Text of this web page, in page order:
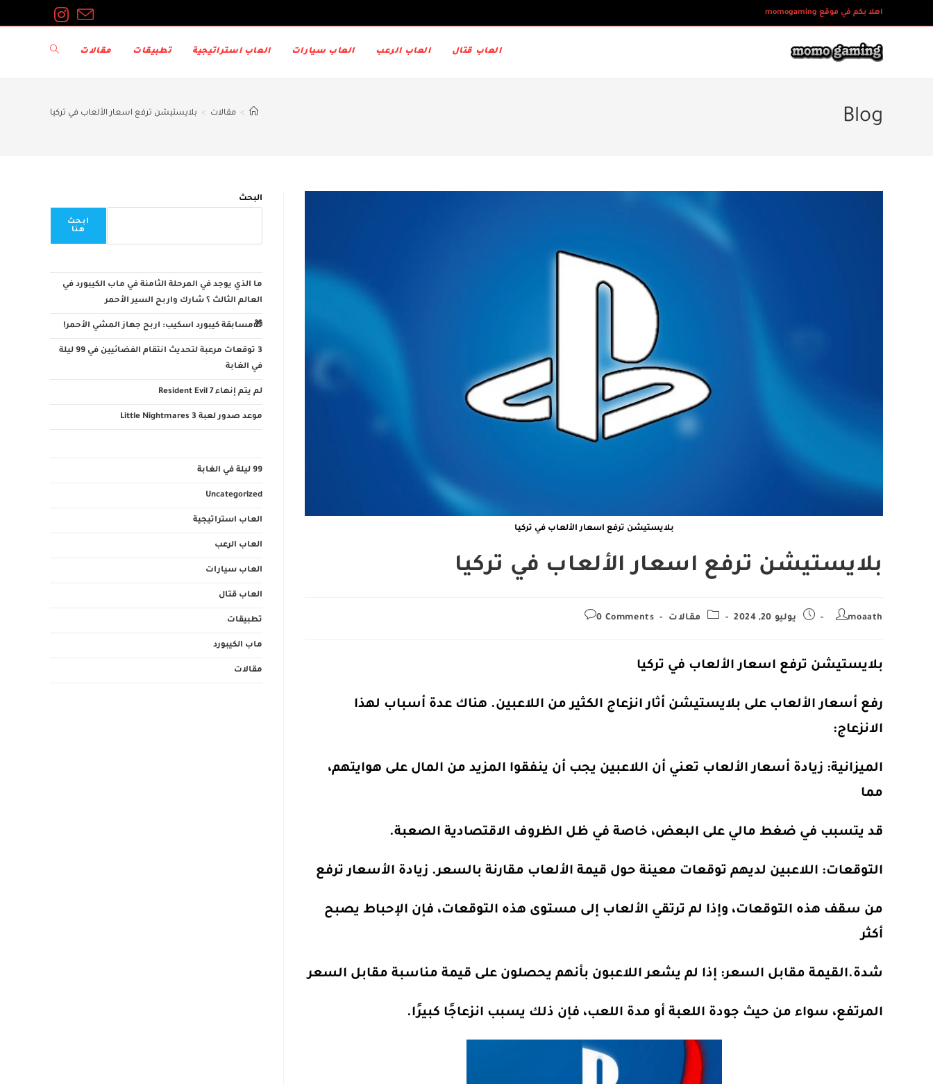
to
اهلا بكم في موقع momogaming
العاب قتال العاب الرعب العاب سيارات العاب استراتيجية تطبيقات مقالات Toggle
Blog
> مقالات > بلايستيشن ترفع اسعار الألعاب في تركيا
بلايستيشن ترفع اسعار الألعاب في تركيا
بلايستيشن ترفع اسعار الألعاب في تركيا
Post
moaath
Post
يوليو 20, 2024
Post
مقالات
Post
0 Comments
بلايستيشن ترفع اسعار الألعاب في تركيا
رفع أسعار الألعاب على بلايستيشن أثار انزعاج الكثير من اللاعبين. هناك عدة أسباب لهذا
الانزعاج:
الميزانية: زيادة أسعار الألعاب تعني أن اللاعبين يجب أن ينفقوا المزيد من المال على هوايتهم،
مما
قد يتسبب في ضغط مالي على البعض، خاصة في ظل الظروف الاقتصادية الصعبة.
التوقعات: اللاعبين لديهم توقعات معينة حول قيمة الألعاب مقارنة بالسعر. زيادة الأسعار ترفع
من سقف هذه التوقعات، وإذا لم ترتقي الألعاب إلى مستوى هذه التوقعات، فإن الإحباط يصبح
أكثر
شدة.القيمة مقابل السعر: إذا لم يشعر اللاعبون بأنهم يحصلون على قيمة مناسبة مقابل السعر
المرتفع، سواء من حيث جودة اللعبة أو مدة اللعب، فإن ذلك يسبب انزعاجًا كبيرًا.
البحث
ابحث
هنا
ما الذي يوجد في المرحلة الثامنة في ماب الكيبورد في
العالم الثالث ؟ شارك واربح السير الأحمر
🎁مسابقة كيبورد اسكيب: اربح جهاز المشي الأحمر!
3 توقعات مرعبة لتحديث انتقام الفضائيين في 99 ليلة
في الغابة
لم يتم إنهاء Resident Evil 7
موعد صدور لعبة Little Nightmares 3
99 ليلة في الغابة
Uncategorized
العاب استراتيجية
العاب الرعب
العاب سيارات
العاب قتال
تطبيقات
ماب الكيبورد
مقالات